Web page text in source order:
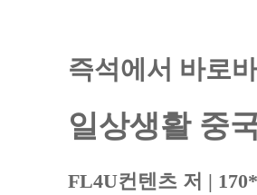
즉석에서 바로
일상생활 중
FL4U컨텐츠 저 |